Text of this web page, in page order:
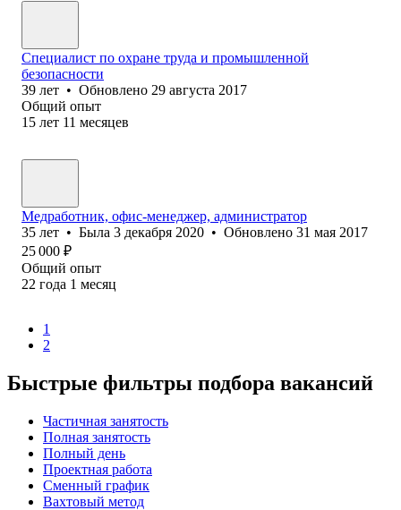
Специалист по охране труда и промышленной
безопасности
39 лет • Обновлено 29 августа 2017
Общий опыт
15 лет 11 месяцев
Медработник, офис-менеджер, администратор
35 лет • Была 3 декабря 2020 • Обновлено 31 мая 2017
25 000 ₽
Общий опыт
22 года 1 месяц
1
2
Быстрые фильтры подбора вакансий
Частичная занятость
Полная занятость
Полный день
Проектная работа
Сменный график
Вахтовый метод